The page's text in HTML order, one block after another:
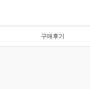
구매후기